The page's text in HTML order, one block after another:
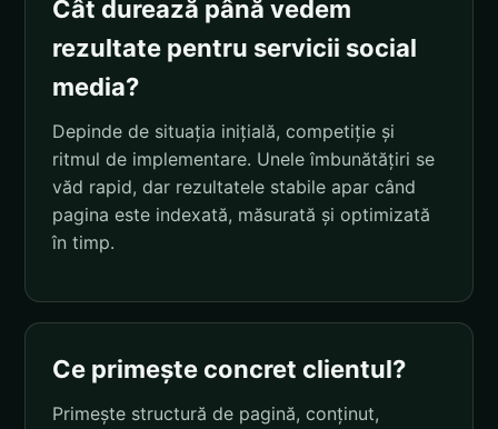
Cât durează până vedem
rezultate pentru servicii social
media?
Depinde de situația inițială, competiție și
ritmul de implementare. Unele îmbunătățiri se
văd rapid, dar rezultatele stabile apar când
pagina este indexată, măsurată și optimizată
în timp.
Ce primește concret clientul?
Primește structură de pagină, conținut,